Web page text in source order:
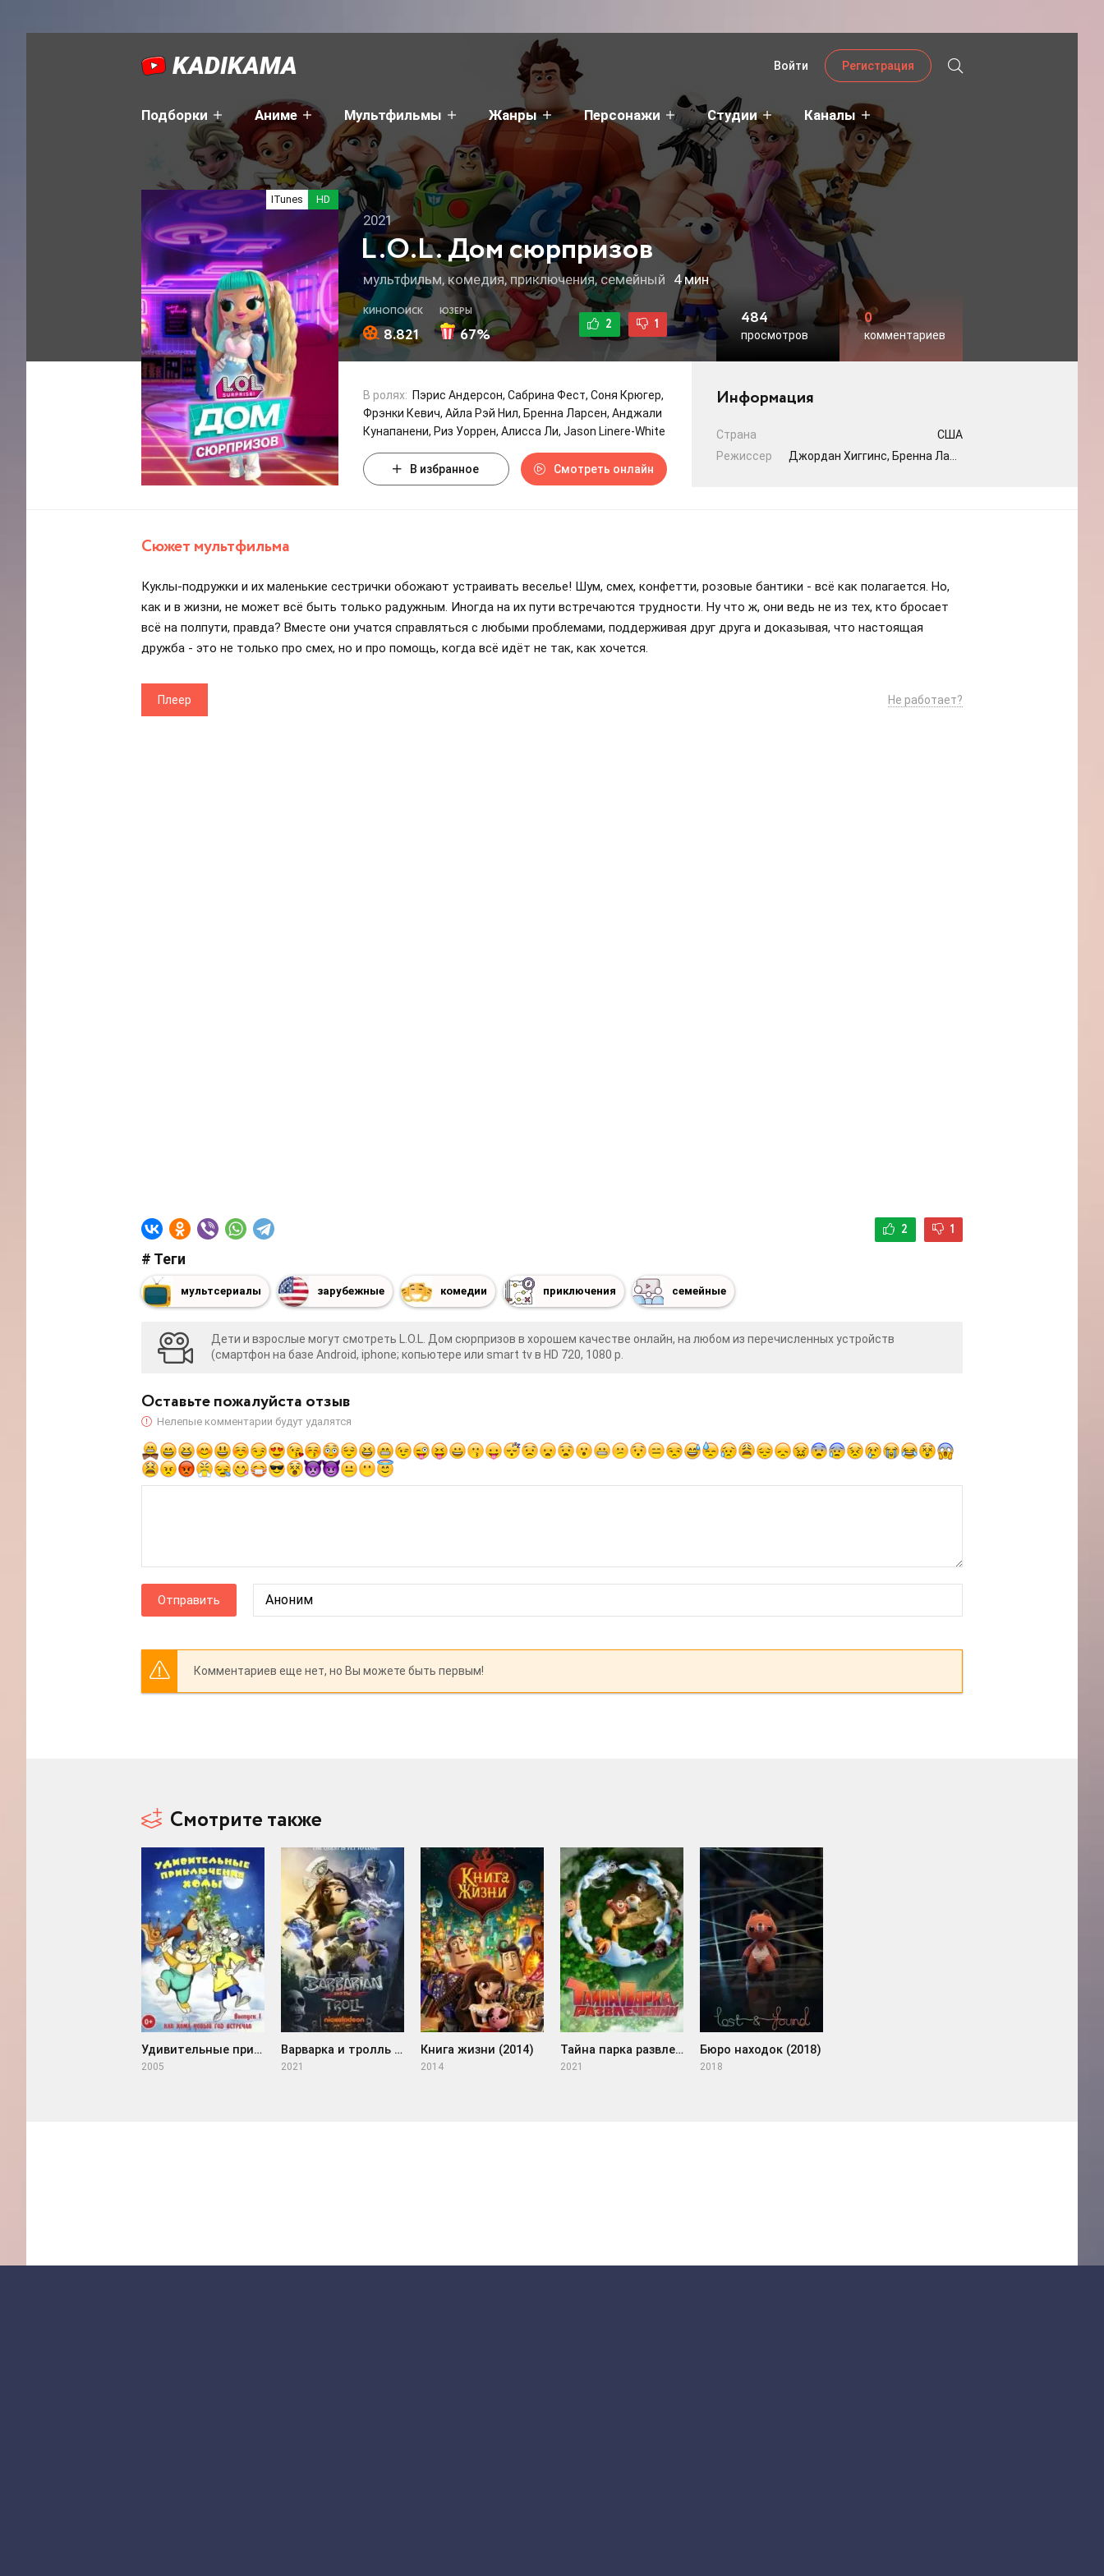
KADIKAMA Войти Регистрация
Подборки Аниме Мультфильмы Жанры Персонажи Студии Каналы
L.O.L. Дом сюрпризов
ITunes HD
2021
мультфильм, комедия, приключения, семейный 4 мин
КИНОПОИСК
8.821
ЮЗЕРЫ
67% 2 1
В ролях: Пэрис Андерсон, Сабрина Фест, Соня Крюгер,
Фрэнки Кевич, Айла Рэй Нил, Бренна Ларсен, Анджали
Кунапанени, Риз Уоррен, Алисса Ли, Jason Linere-White
В избранное Смотреть онлайн
484
просмотров
0
комментариев
Информация
Страна
США
Режиссер
Сюжет мультфильма
Куклы-подружки и их маленькие сестрички обожают устраивать веселье! Шум, смех, конфетти, розовые бантики - всё как полагается. Но,
как и в жизни, не может всё быть только радужным. Иногда на их пути встречаются трудности. Ну что ж, они ведь не из тех, кто бросает
всё на полпути, правда? Вместе они учатся справляться с любыми проблемами, поддерживая друг друга и доказывая, что настоящая
дружба - это не только про смех, но и про помощь, когда всё идёт не так, как хочется.
Плеер Не работает?
2 1
# Теги
мультсериалы зарубежные комедии приключения семейные
Дети и взрослые могут cмотреть L.O.L. Дом сюрпризов в хорошем качестве онлайн, на любом из перечисленных устройств
(смартфон на базе Android, iphone; копьютере или smart tv в HD 720, 1080 p.
Оставьте пожалуйста отзыв
Нелепые комментарии будут удалятся
Отправить
Комментариев еще нет, но Вы можете быть первым!
Смотрите также
Удивительные приключения Хомы (2005)
2005
Варварка и тролль (2021)
2021
Книга жизни (2014)
2014
Тайна парка развлечений (2021)
2021
Бюро находок (2018)
2018